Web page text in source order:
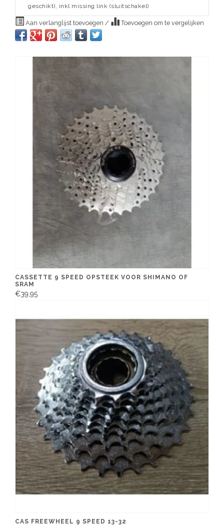
geschikt), inkl missing link (sluitschakel)
Aan verlanglijst toevoegen / Toevoegen om te vergelijken
CASSETTE 9 SPEED OPSTEEK VOOR SHIMANO OF
SRAM
€39,95
CAS FREEWHEEL 9 SPEED 13-32